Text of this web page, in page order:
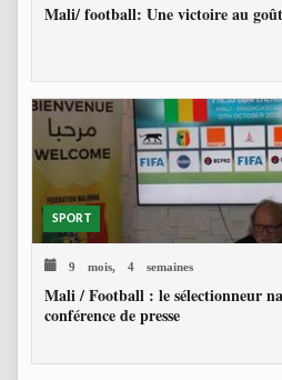
Mali/ football: Une victoire au
SPORT
9 mois, 4 semaines
Mali / Football : le sélectionneur
conférence de presse